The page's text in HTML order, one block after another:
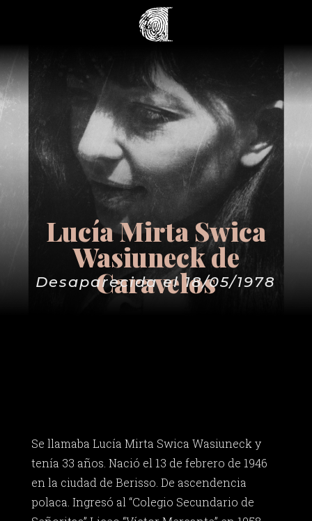
Lucía Mirta Swica
Wasiuneck de
Caravelos
Desaparecida el 18/05/1978
Se llamaba Lucía Mirta Swica Wasiuneck y
tenía 33 años. Nació el 13 de febrero de 1946
en la ciudad de Berisso. De ascendencia
polaca. Ingresó al “Colegio Secundario de